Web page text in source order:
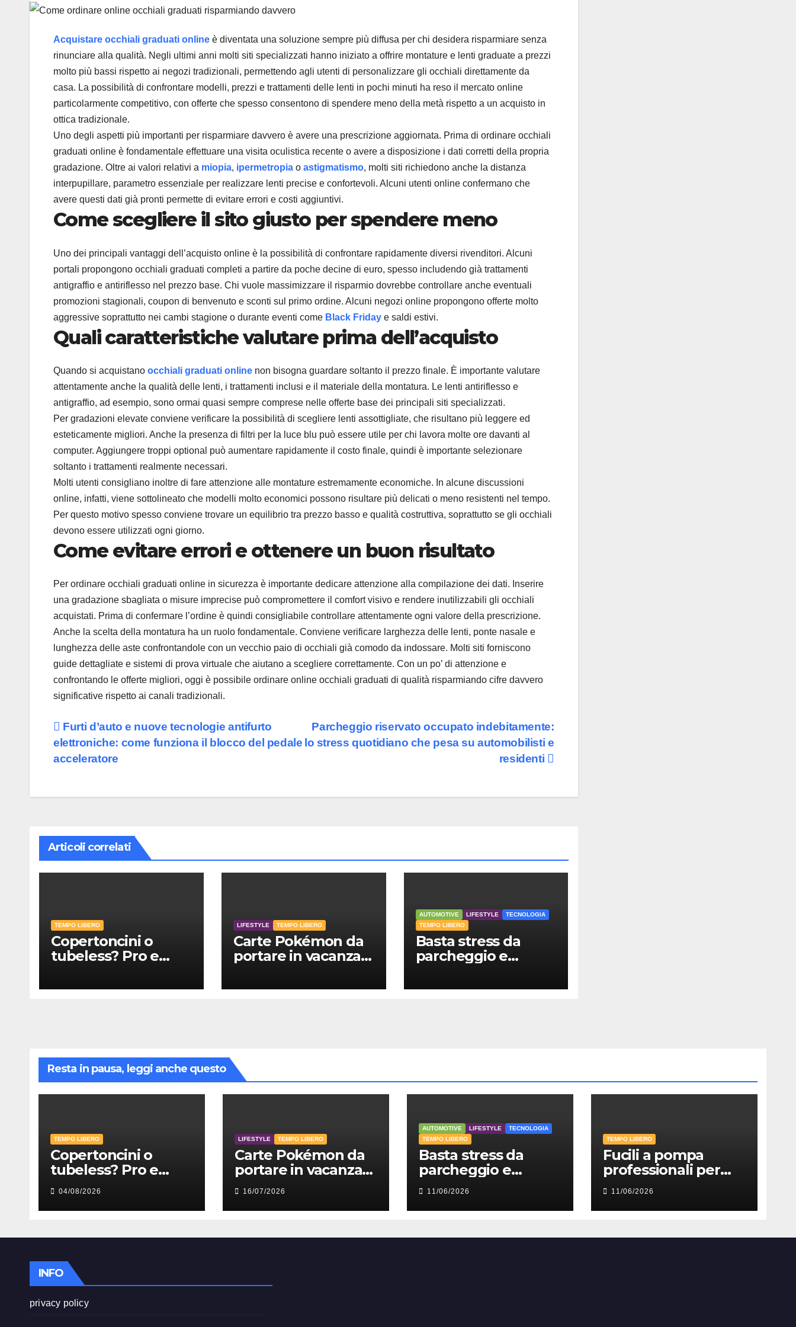
Acquistare occhiali graduati online è diventata una soluzione sempre più diffusa per chi desidera risparmiare senza
rinunciare alla qualità. Negli ultimi anni molti siti specializzati hanno iniziato a offrire montature e lenti graduate a prezzi
molto più bassi rispetto ai negozi tradizionali, permettendo agli utenti di personalizzare gli occhiali direttamente da
casa. La possibilità di confrontare modelli, prezzi e trattamenti delle lenti in pochi minuti ha reso il mercato online
particolarmente competitivo, con offerte che spesso consentono di spendere meno della metà rispetto a un acquisto in
ottica tradizionale.
Uno degli aspetti più importanti per risparmiare davvero è avere una prescrizione aggiornata. Prima di ordinare occhiali
graduati online è fondamentale effettuare una visita oculistica recente o avere a disposizione i dati corretti della propria
gradazione. Oltre ai valori relativi a miopia, ipermetropia o astigmatismo, molti siti richiedono anche la distanza
interpupillare, parametro essenziale per realizzare lenti precise e confortevoli. Alcuni utenti online confermano che
avere questi dati già pronti permette di evitare errori e costi aggiuntivi.
Come scegliere il sito giusto per spendere meno
Uno dei principali vantaggi dell’acquisto online è la possibilità di confrontare rapidamente diversi rivenditori. Alcuni
portali propongono occhiali graduati completi a partire da poche decine di euro, spesso includendo già trattamenti
antigraffio e antiriflesso nel prezzo base. Chi vuole massimizzare il risparmio dovrebbe controllare anche eventuali
promozioni stagionali, coupon di benvenuto e sconti sul primo ordine. Alcuni negozi online propongono offerte molto
aggressive soprattutto nei cambi stagione o durante eventi come Black Friday e saldi estivi.
Quali caratteristiche valutare prima dell’acquisto
Quando si acquistano occhiali graduati online non bisogna guardare soltanto il prezzo finale. È importante valutare
attentamente anche la qualità delle lenti, i trattamenti inclusi e il materiale della montatura. Le lenti antiriflesso e
antigraffio, ad esempio, sono ormai quasi sempre comprese nelle offerte base dei principali siti specializzati.
Per gradazioni elevate conviene verificare la possibilità di scegliere lenti assottigliate, che risultano più leggere ed
esteticamente migliori. Anche la presenza di filtri per la luce blu può essere utile per chi lavora molte ore davanti al
computer. Aggiungere troppi optional può aumentare rapidamente il costo finale, quindi è importante selezionare
soltanto i trattamenti realmente necessari.
Molti utenti consigliano inoltre di fare attenzione alle montature estremamente economiche. In alcune discussioni
online, infatti, viene sottolineato che modelli molto economici possono risultare più delicati o meno resistenti nel tempo.
Per questo motivo spesso conviene trovare un equilibrio tra prezzo basso e qualità costruttiva, soprattutto se gli occhiali
devono essere utilizzati ogni giorno.
Come evitare errori e ottenere un buon risultato
Per ordinare occhiali graduati online in sicurezza è importante dedicare attenzione alla compilazione dei dati. Inserire
una gradazione sbagliata o misure imprecise può compromettere il comfort visivo e rendere inutilizzabili gli occhiali
acquistati. Prima di confermare l’ordine è quindi consigliabile controllare attentamente ogni valore della prescrizione.
Anche la scelta della montatura ha un ruolo fondamentale. Conviene verificare larghezza delle lenti, ponte nasale e
lunghezza delle aste confrontandole con un vecchio paio di occhiali già comodo da indossare. Molti siti forniscono
guide dettagliate e sistemi di prova virtuale che aiutano a scegliere correttamente. Con un po’ di attenzione e
confrontando le offerte migliori, oggi è possibile ordinare online occhiali graduati di qualità risparmiando cifre davvero
significative rispetto ai canali tradizionali.
Navigazione
articoli
Parcheggio riservato occupato indebitamente:
lo stress quotidiano che pesa su automobilisti e
residenti
Furti d’auto e nuove tecnologie antifurto
elettroniche: come funziona il blocco del pedale
acceleratore
Articoli correlati
TEMPO LIBERO
Copertoncini o
tubeless? Pro e
bene
LIFESTYLE TEMPO LIBERO
Carte Pokémon da
portare in vacanza
AUTOMOTIVE LIFESTYLE
TECNOLOGIA
TEMPO LIBERO
Basta stress da
parcheggio e
svolta la tua
Resta in pausa, leggi anche questo
TEMPO LIBERO
Copertoncini o
tubeless? Pro e
contro spiegati
bene
04/08/2026
LIFESTYLE TEMPO LIBERO
Carte Pokémon da
portare in vacanza
estate 2026
16/07/2026
AUTOMOTIVE LIFESTYLE
TECNOLOGIA
TEMPO LIBERO
Basta stress da
parcheggio e
cancelli manuali:
svolta la tua
giornata e risparmia
11/06/2026
TEMPO LIBERO
Fucili a pompa
professionali per
softair: perché sono
ancora tra le
repliche più
11/06/2026
INFO
privacy policy